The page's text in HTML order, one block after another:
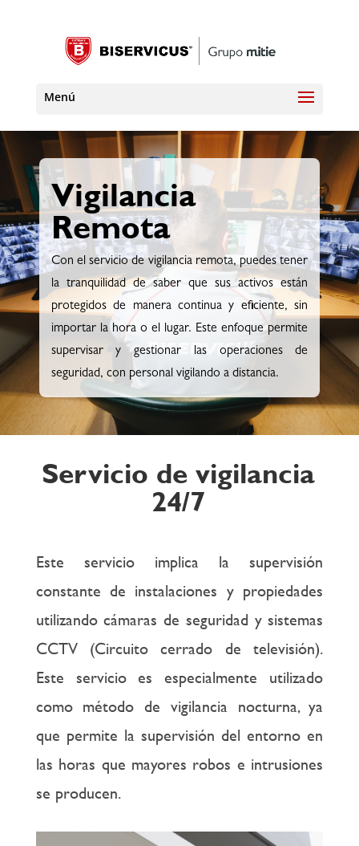
Vigilancia
Remota
Con el servicio de vigilancia remota, puedes tener
la tranquilidad de saber que sus activos están
protegidos de manera continua y eficiente, sin
importar la hora o el lugar. Este enfoque permite
supervisar y gestionar las operaciones de
seguridad, con personal vigilando a distancia.
Servicio de vigilancia
24/7
Este servicio implica la supervisión
constante de instalaciones y propiedades
utilizando cámaras de seguridad y sistemas
CCTV (Circuito cerrado de televisión).
Este servicio es especialmente utilizado
como método de vigilancia nocturna, ya
que permite la supervisión del entorno en
las horas que mayores robos e intrusiones
se producen.